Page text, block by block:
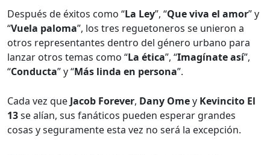
Después de éxitos como “La Ley”, “Que viva el amor” y
“Vuela paloma”, los tres reguetoneros se unieron a
otros representantes dentro del género urbano para
lanzar otros temas como “La ética”, “Imagínate así”,
“Conducta” y “Más linda en persona”.
Cada vez que Jacob Forever, Dany Omey Kevincito El
13se alían, sus fanáticos pueden esperar grandes
cosas y seguramente esta vez no será la excepción.